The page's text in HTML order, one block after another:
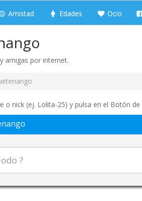
Amistad Edades Ocio
amigas por internet.
o nick (ej. Lolita-25) y pulsa en el Botón de